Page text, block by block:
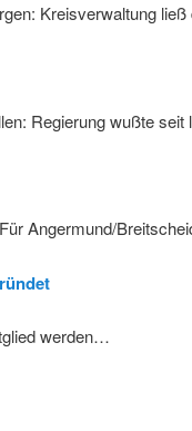
Kreisverwaltung
Regierung wußte
Angermund/
werden…